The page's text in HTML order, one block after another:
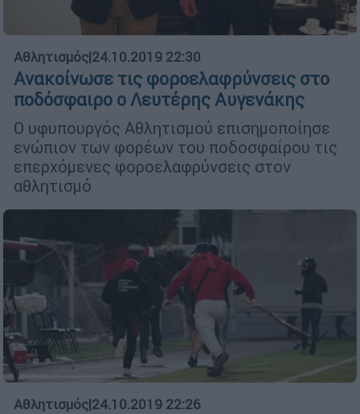
Αθλητισμός|24.10.2019 22:30
Ανακοίνωσε τις φοροελαφρύνσεις στο
ποδόσφαιρο ο Λευτέρης Αυγενάκης
Ο υφυπουργός Αθλητισμού επισημοποίησε
ενώπιον των φορέων του ποδοσφαίρου τις
επερχόμενες φοροελαφρύνσεις στον
αθλητισμό
Αθλητισμός|24.10.2019 22:26